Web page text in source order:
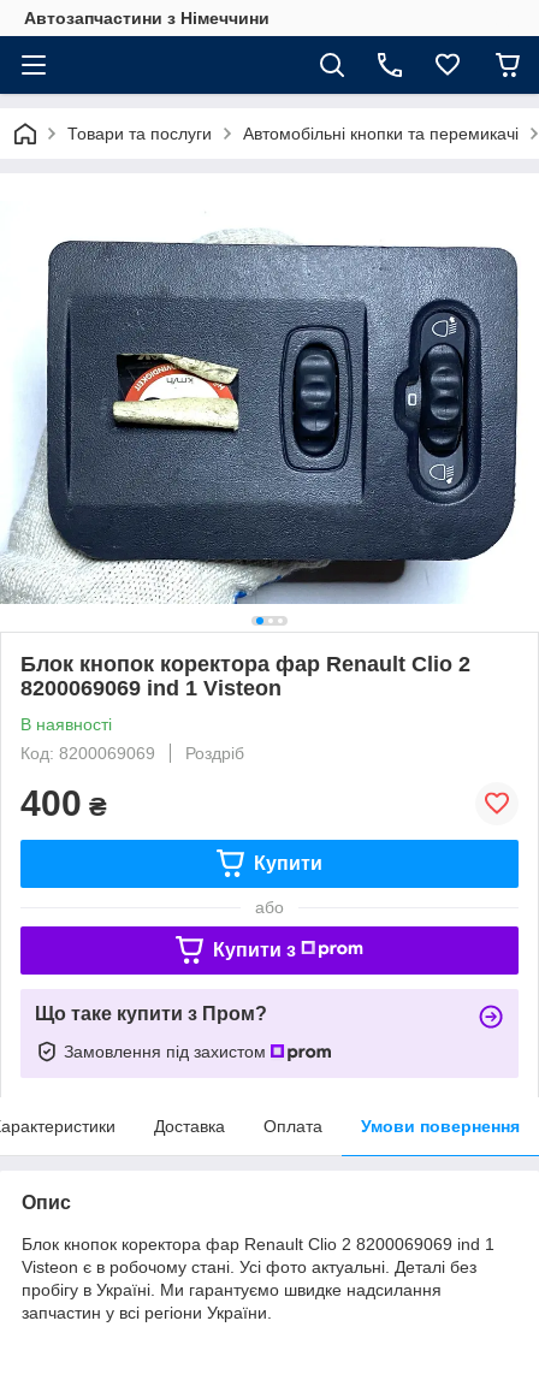
Автозапчастини з Німеччини
Товари та послуги Автомобільні кнопки та перемикачі
Блок кнопок коректора фар Renault Clio 2
8200069069 ind 1 Visteon
В наявності
Код: 8200069069
Роздріб
400 ₴
Купити
або
Купити з
Що таке купити з Пром?
Замовлення під захистом
Доставка Оплата Умови повернення
Опис
Блок кнопок коректора фар Renault Clio 2 8200069069 ind 1
Visteon є в робочому стані. Усі фото актуальні. Деталі без
пробігу в Україні. Ми гарантуємо швидке надсилання
запчастин у всі регіони України.